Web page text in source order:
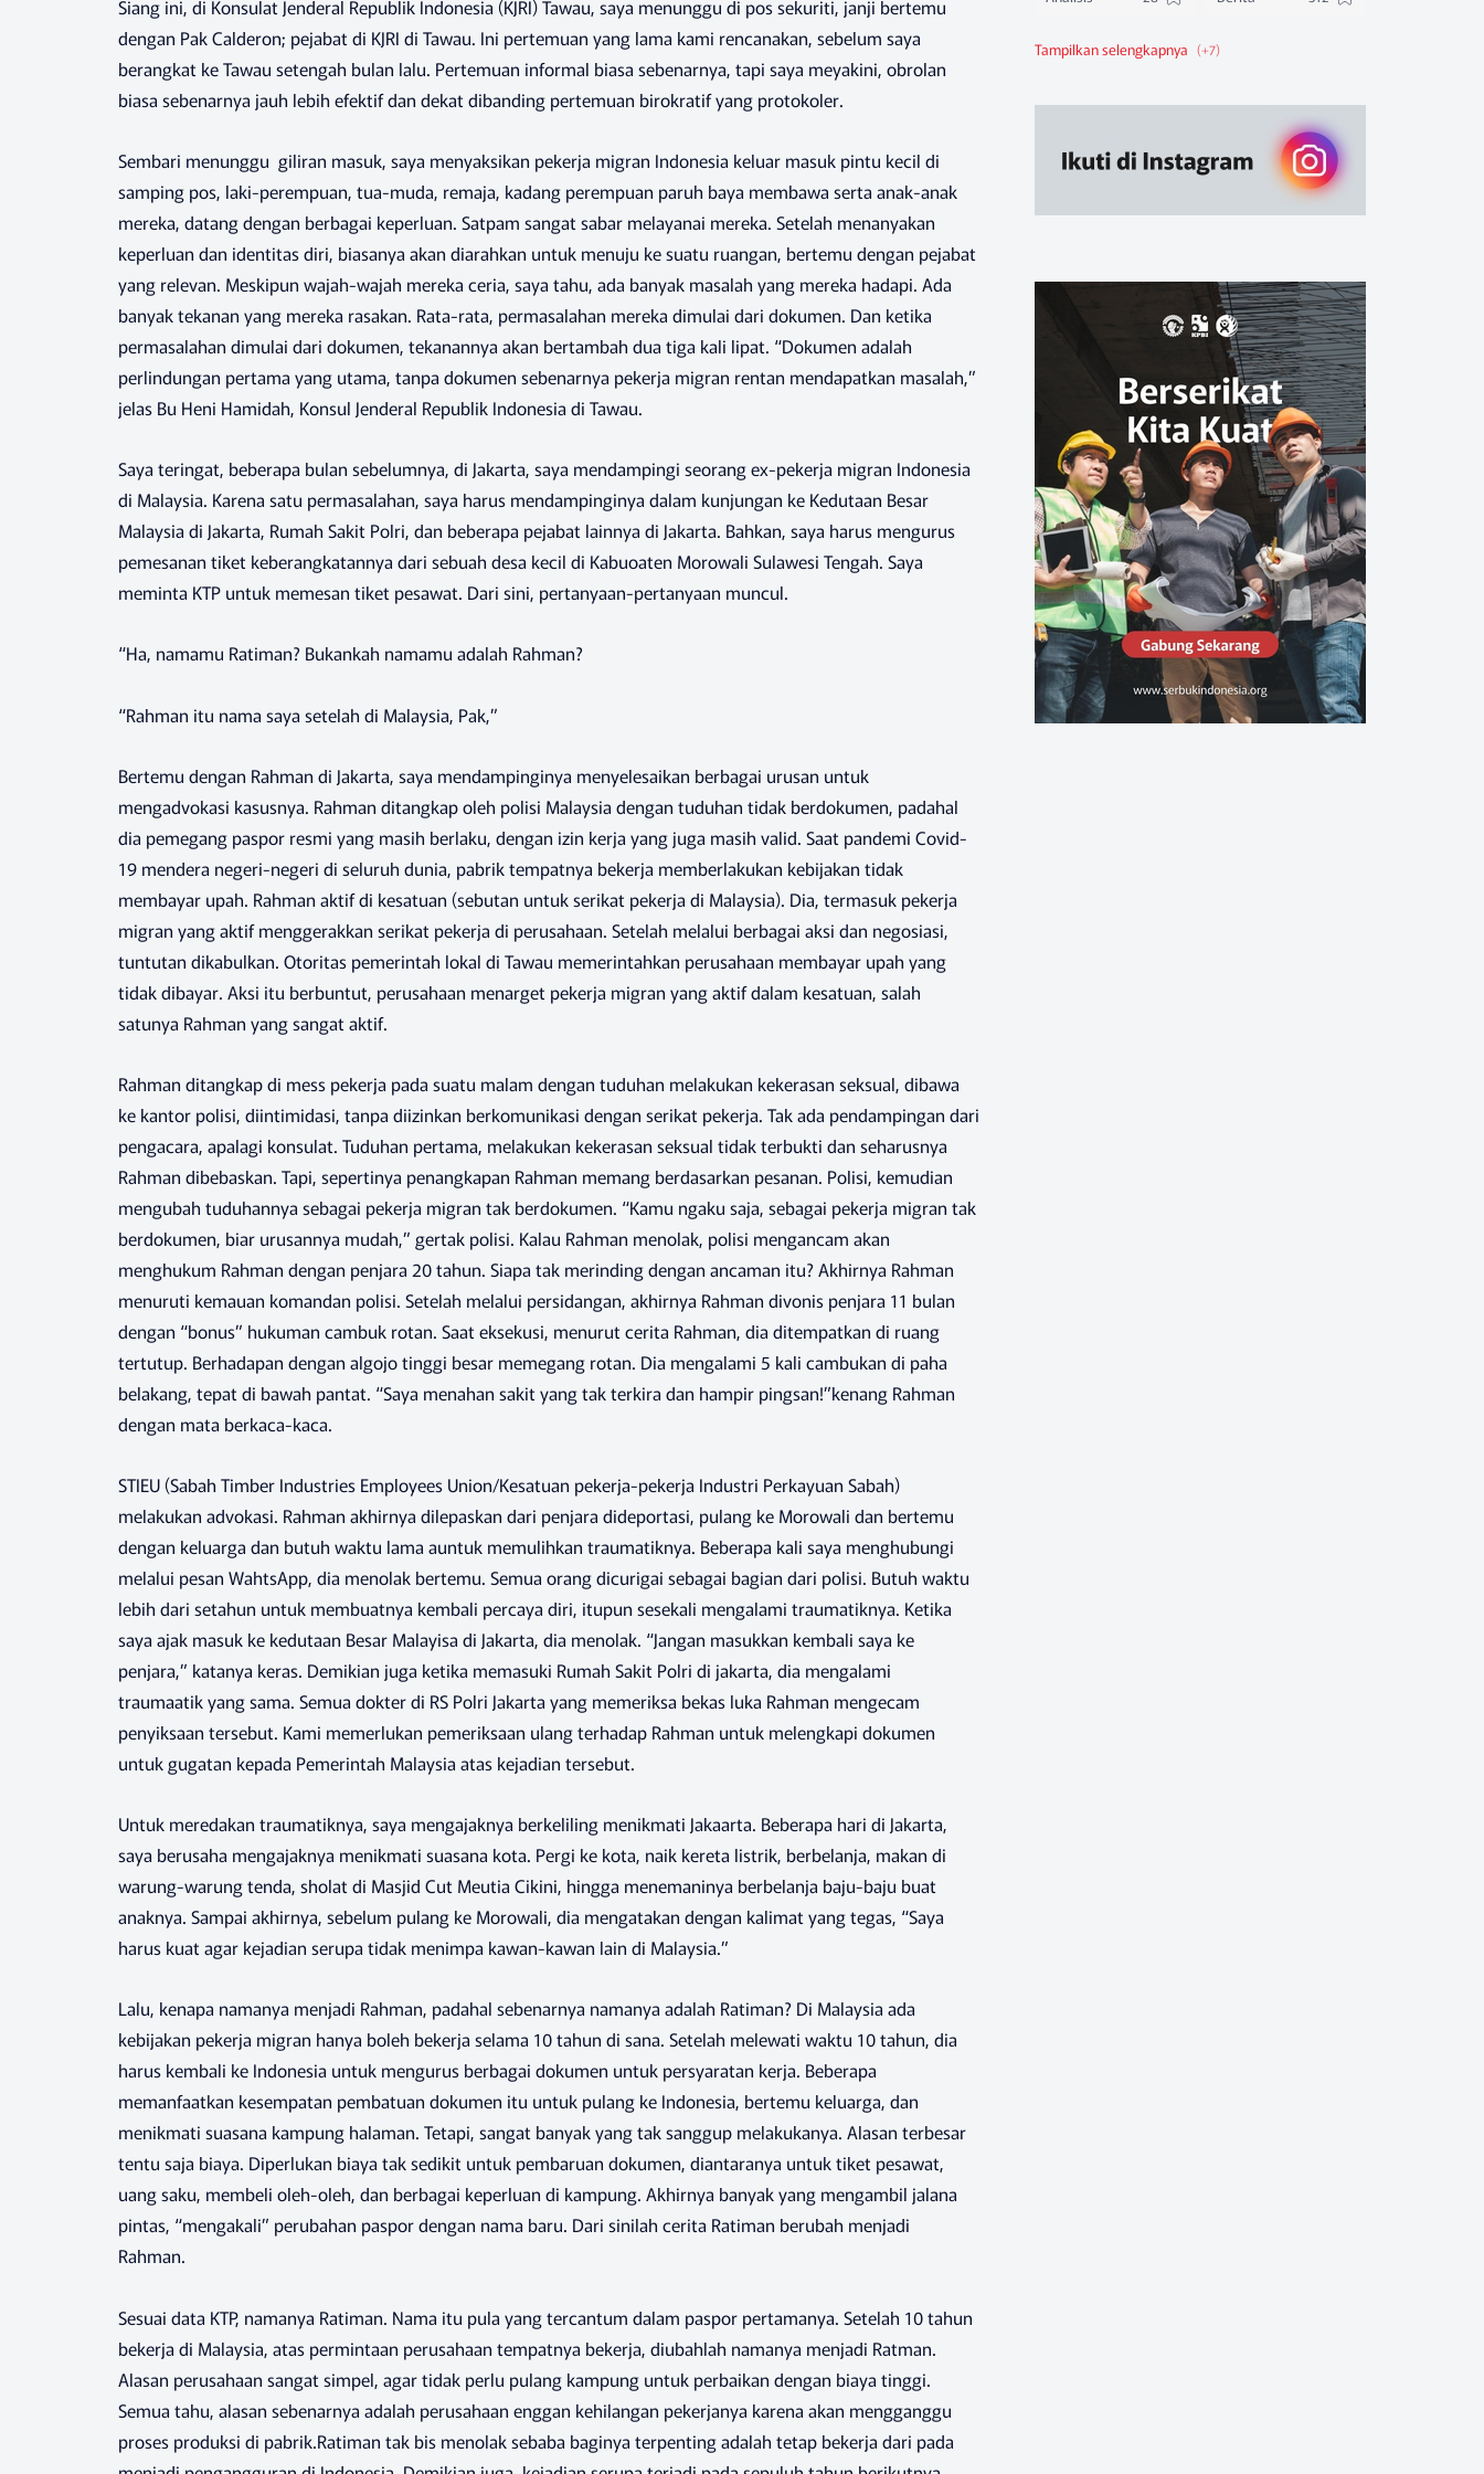
Siang ini, di Konsulat Jenderal Republik Indonesia (KJRI) Tawau, saya menunggu di pos sekuriti, janji bertemu
dengan Pak Calderon; pejabat di KJRI di Tawau. Ini pertemuan yang lama kami rencanakan, sebelum saya
berangkat ke Tawau setengah bulan lalu. Pertemuan informal biasa sebenarnya, tapi saya meyakini, obrolan
biasa sebenarnya jauh lebih efektif dan dekat dibanding pertemuan birokratif yang protokoler.
Sembari menunggu giliran masuk, saya menyaksikan pekerja migran Indonesia keluar masuk pintu kecil di
samping pos, laki-perempuan, tua-muda, remaja, kadang perempuan paruh baya membawa serta anak-anak
mereka, datang dengan berbagai keperluan. Satpam sangat sabar melayanai mereka. Setelah menanyakan
keperluan dan identitas diri, biasanya akan diarahkan untuk menuju ke suatu ruangan, bertemu dengan pejabat
yang relevan. Meskipun wajah-wajah mereka ceria, saya tahu, ada banyak masalah yang mereka hadapi. Ada
banyak tekanan yang mereka rasakan. Rata-rata, permasalahan mereka dimulai dari dokumen. Dan ketika
permasalahan dimulai dari dokumen, tekanannya akan bertambah dua tiga kali lipat. “Dokumen adalah
perlindungan pertama yang utama, tanpa dokumen sebenarnya pekerja migran rentan mendapatkan masalah,”
jelas Bu Heni Hamidah, Konsul Jenderal Republik Indonesia di Tawau.
Saya teringat, beberapa bulan sebelumnya, di Jakarta, saya mendampingi seorang ex-pekerja migran Indonesia
di Malaysia. Karena satu permasalahan, saya harus mendampinginya dalam kunjungan ke Kedutaan Besar
Malaysia di Jakarta, Rumah Sakit Polri, dan beberapa pejabat lainnya di Jakarta. Bahkan, saya harus mengurus
pemesanan tiket keberangkatannya dari sebuah desa kecil di Kabuoaten Morowali Sulawesi Tengah. Saya
meminta KTP untuk memesan tiket pesawat. Dari sini, pertanyaan-pertanyaan muncul.
“Ha, namamu Ratiman? Bukankah namamu adalah Rahman?
“Rahman itu nama saya setelah di Malaysia, Pak,”
Bertemu dengan Rahman di Jakarta, saya mendampinginya menyelesaikan berbagai urusan untuk
mengadvokasi kasusnya. Rahman ditangkap oleh polisi Malaysia dengan tuduhan tidak berdokumen, padahal
dia pemegang paspor resmi yang masih berlaku, dengan izin kerja yang juga masih valid. Saat pandemi Covid-
19 mendera negeri-negeri di seluruh dunia, pabrik tempatnya bekerja memberlakukan kebijakan tidak
membayar upah. Rahman aktif di kesatuan (sebutan untuk serikat pekerja di Malaysia). Dia, termasuk pekerja
migran yang aktif menggerakkan serikat pekerja di perusahaan. Setelah melalui berbagai aksi dan negosiasi,
tuntutan dikabulkan. Otoritas pemerintah lokal di Tawau memerintahkan perusahaan membayar upah yang
tidak dibayar. Aksi itu berbuntut, perusahaan menarget pekerja migran yang aktif dalam kesatuan, salah
satunya Rahman yang sangat aktif.
Rahman ditangkap di mess pekerja pada suatu malam dengan tuduhan melakukan kekerasan seksual, dibawa
ke kantor polisi, diintimidasi, tanpa diizinkan berkomunikasi dengan serikat pekerja. Tak ada pendampingan dari
pengacara, apalagi konsulat. Tuduhan pertama, melakukan kekerasan seksual tidak terbukti dan seharusnya
Rahman dibebaskan. Tapi, sepertinya penangkapan Rahman memang berdasarkan pesanan. Polisi, kemudian
mengubah tuduhannya sebagai pekerja migran tak berdokumen. “Kamu ngaku saja, sebagai pekerja migran tak
berdokumen, biar urusannya mudah,” gertak polisi. Kalau Rahman menolak, polisi mengancam akan
menghukum Rahman dengan penjara 20 tahun. Siapa tak merinding dengan ancaman itu? Akhirnya Rahman
menuruti kemauan komandan polisi. Setelah melalui persidangan, akhirnya Rahman divonis penjara 11 bulan
dengan “bonus” hukuman cambuk rotan. Saat eksekusi, menurut cerita Rahman, dia ditempatkan di ruang
tertutup. Berhadapan dengan algojo tinggi besar memegang rotan. Dia mengalami 5 kali cambukan di paha
belakang, tepat di bawah pantat. “Saya menahan sakit yang tak terkira dan hampir pingsan!”kenang Rahman
dengan mata berkaca-kaca.
STIEU (Sabah Timber Industries Employees Union/Kesatuan pekerja-pekerja Industri Perkayuan Sabah)
melakukan advokasi. Rahman akhirnya dilepaskan dari penjara dideportasi, pulang ke Morowali dan bertemu
dengan keluarga dan butuh waktu lama auntuk memulihkan traumatiknya. Beberapa kali saya menghubungi
melalui pesan WahtsApp, dia menolak bertemu. Semua orang dicurigai sebagai bagian dari polisi. Butuh waktu
lebih dari setahun untuk membuatnya kembali percaya diri, itupun sesekali mengalami traumatiknya. Ketika
saya ajak masuk ke kedutaan Besar Malayisa di Jakarta, dia menolak. “Jangan masukkan kembali saya ke
penjara,” katanya keras. Demikian juga ketika memasuki Rumah Sakit Polri di jakarta, dia mengalami
traumaatik yang sama. Semua dokter di RS Polri Jakarta yang memeriksa bekas luka Rahman mengecam
penyiksaan tersebut. Kami memerlukan pemeriksaan ulang terhadap Rahman untuk melengkapi dokumen
untuk gugatan kepada Pemerintah Malaysia atas kejadian tersebut.
Untuk meredakan traumatiknya, saya mengajaknya berkeliling menikmati Jakaarta. Beberapa hari di Jakarta,
saya berusaha mengajaknya menikmati suasana kota. Pergi ke kota, naik kereta listrik, berbelanja, makan di
warung-warung tenda, sholat di Masjid Cut Meutia Cikini, hingga menemaninya berbelanja baju-baju buat
anaknya. Sampai akhirnya, sebelum pulang ke Morowali, dia mengatakan dengan kalimat yang tegas, “Saya
harus kuat agar kejadian serupa tidak menimpa kawan-kawan lain di Malaysia.”
Lalu, kenapa namanya menjadi Rahman, padahal sebenarnya namanya adalah Ratiman? Di Malaysia ada
kebijakan pekerja migran hanya boleh bekerja selama 10 tahun di sana. Setelah melewati waktu 10 tahun, dia
harus kembali ke Indonesia untuk mengurus berbagai dokumen untuk persyaratan kerja. Beberapa
memanfaatkan kesempatan pembatuan dokumen itu untuk pulang ke Indonesia, bertemu keluarga, dan
menikmati suasana kampung halaman. Tetapi, sangat banyak yang tak sanggup melakukanya. Alasan terbesar
tentu saja biaya. Diperlukan biaya tak sedikit untuk pembaruan dokumen, diantaranya untuk tiket pesawat,
uang saku, membeli oleh-oleh, dan berbagai keperluan di kampung. Akhirnya banyak yang mengambil jalana
pintas, “mengakali” perubahan paspor dengan nama baru. Dari sinilah cerita Ratiman berubah menjadi
Rahman.
Sesuai data KTP, namanya Ratiman. Nama itu pula yang tercantum dalam paspor pertamanya. Setelah 10 tahun
bekerja di Malaysia, atas permintaan perusahaan tempatnya bekerja, diubahlah namanya menjadi Ratman.
Alasan perusahaan sangat simpel, agar tidak perlu pulang kampung untuk perbaikan dengan biaya tinggi.
Semua tahu, alasan sebenarnya adalah perusahaan enggan kehilangan pekerjanya karena akan mengganggu
proses produksi di pabrik.Ratiman tak bis menolak sebaba baginya terpenting adalah tetap bekerja dari pada
Berita Federasi
Ruang Belajar